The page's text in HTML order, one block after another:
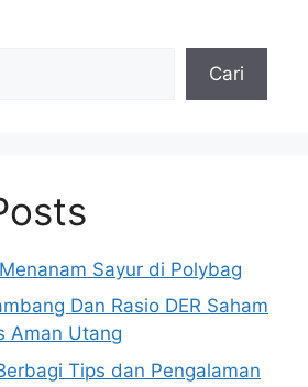
Cari
Sayur di Polybag
Dan Rasio DER Saham
Aman Utang
Tips dan Pengalaman